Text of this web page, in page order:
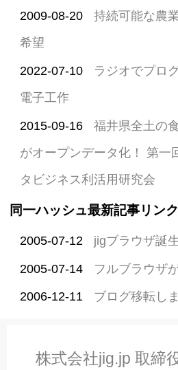
2009-08-20
持続可能な農
希望
2022-07-10
ラジオでプロ
電子工作
2015-09-16
福井県全土の
がオープンデータ化！ 第一
タビジネス利活用研究会
同一ハッシュ最新記事リンク
2005-07-12 jigブラウザ誕
2005-07-14 フルブラウザ
2006-12-11 ブログ移転し
株式会社jig.jp 取締